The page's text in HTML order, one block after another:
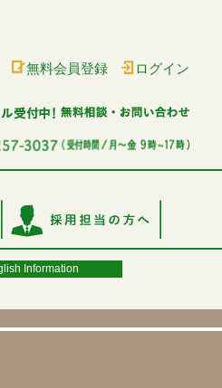
無料会員登録 ログイン
Information